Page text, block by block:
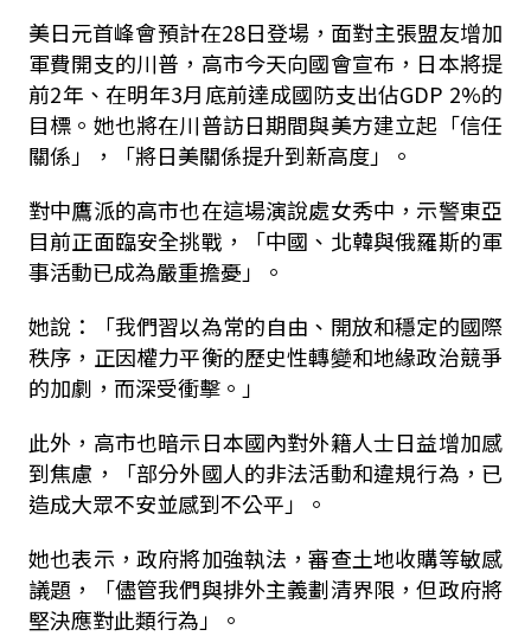
美日元首峰會預計在28日登場，面對主張盟友增加
軍費開支的川普，高市今天向國會宣布，日本將提
前2年、在明年3月底前達成國防支出佔GDP 2%的
目標。她也將在川普訪日期間與美方建立起「信任
關係」，「將日美關係提升到新高度」。
對中鷹派的高市也在這場演說處女秀中，示警東亞
目前正面臨安全挑戰，「中國、北韓與俄羅斯的軍
事活動已成為嚴重擔憂」。
她說：「我們習以為常的自由、開放和穩定的國際
秩序，正因權力平衡的歷史性轉變和地緣政治競爭
的加劇，而深受衝擊。」
此外，高市也暗示日本國內對外籍人士日益增加感
到焦慮，「部分外國人的非法活動和違規行為，已
造成大眾不安並感到不公平」。
她也表示，政府將加強執法，審查土地收購等敏感
議題，「儘管我們與排外主義劃清界限，但政府將
堅決應對此類行為」。